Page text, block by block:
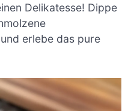
Delikatesse! Dippe
erlebe das pure